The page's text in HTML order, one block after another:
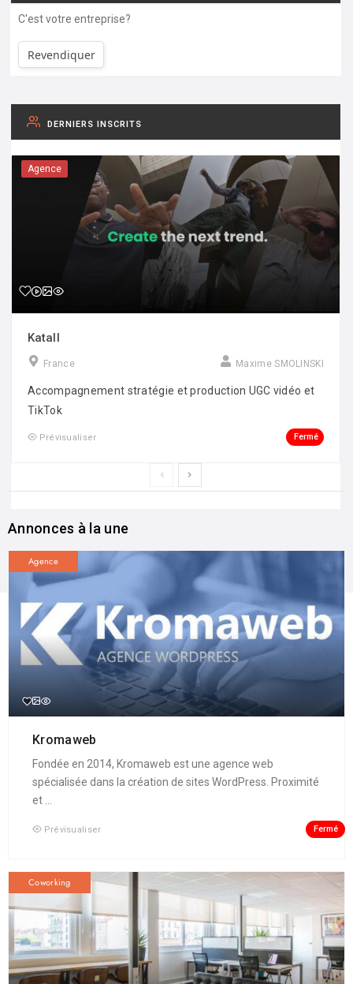
C'est votre entreprise?
Revendiquer
DERNIERS INSCRITS
Agence
Katall
France Maxime SMOLINSKI
Accompagnement stratégie et production UGC vidéo et
TikTok
Prévisualiser Fermé
Annonces à la une
Agence
Kromaweb
Fondée en 2014, Kromaweb est une agence web
spécialisée dans la création de sites WordPress. Proximité
et ...
Prévisualiser Fermé
Coworking